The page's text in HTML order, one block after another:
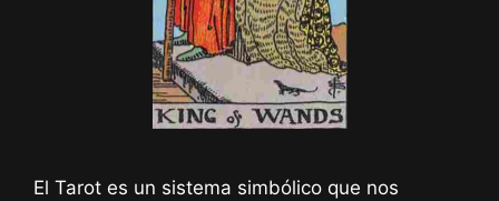
El Tarot es un sistema simbólico que nos